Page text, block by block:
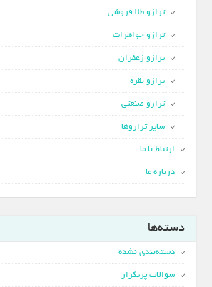
ترازو طلا فروشی
ترازو جواهرات
ترازو زعفران
ترازو نقره
ترازو صنعتی
سایر ترازوها
ارتباط با ما
درباره ما
دسته‌ها
دسته‌بندی نشده
سوالات پرتکرار